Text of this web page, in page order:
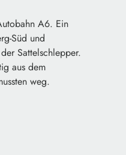
A6. Ein
Süd und
Sattelschlepper.
aus dem
weg.